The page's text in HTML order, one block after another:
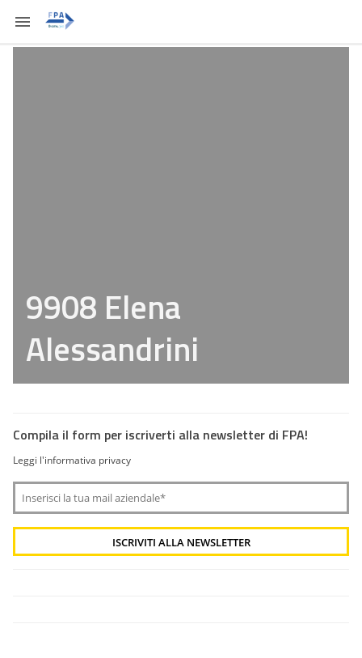
9908 Elena
Alessandrini
Compila il form per iscriverti alla newsletter di FPA!
Leggi l'informativa privacy